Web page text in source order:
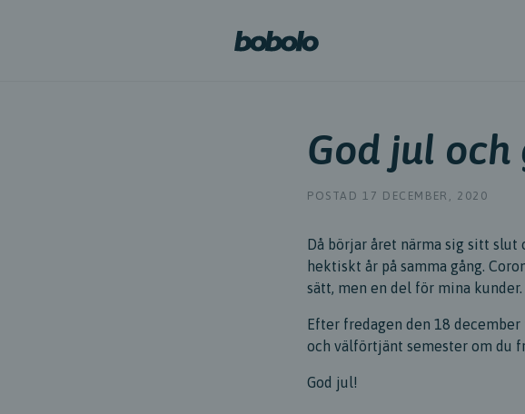
God jul
POSTAD 17 DECEMBER, 2020
Då börjar året närma sig sitt slut
hektiskt år på samma gång.
sätt, men en del för mina
Efter fredagen den 18
och välförtjänt semester om du
God jul!